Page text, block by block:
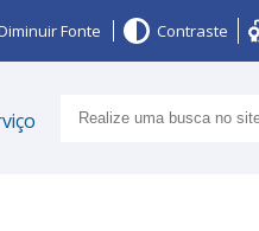
Fonte Contraste